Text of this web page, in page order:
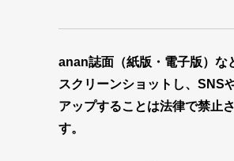
anan誌面（紙版・電子版）な
スクリーンショットし、SNS
アップすることは法律で禁止
す。